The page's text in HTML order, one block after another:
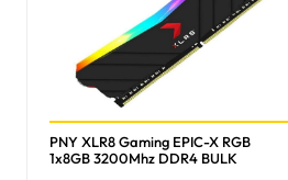
PNY XLR8 Gaming EPIC-X RGB
1x8GB 3200Mhz DDR4 BULK